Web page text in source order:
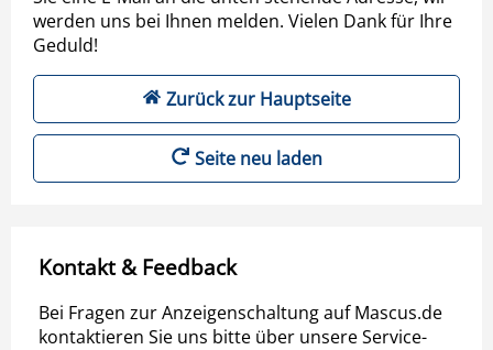
werden uns bei Ihnen melden. Vielen Dank für Ihre
Geduld!
Zurück zur Hauptseite
Seite neu laden
Kontakt & Feedback
Bei Fragen zur Anzeigenschaltung auf Mascus.de
kontaktieren Sie uns bitte über unsere Service-